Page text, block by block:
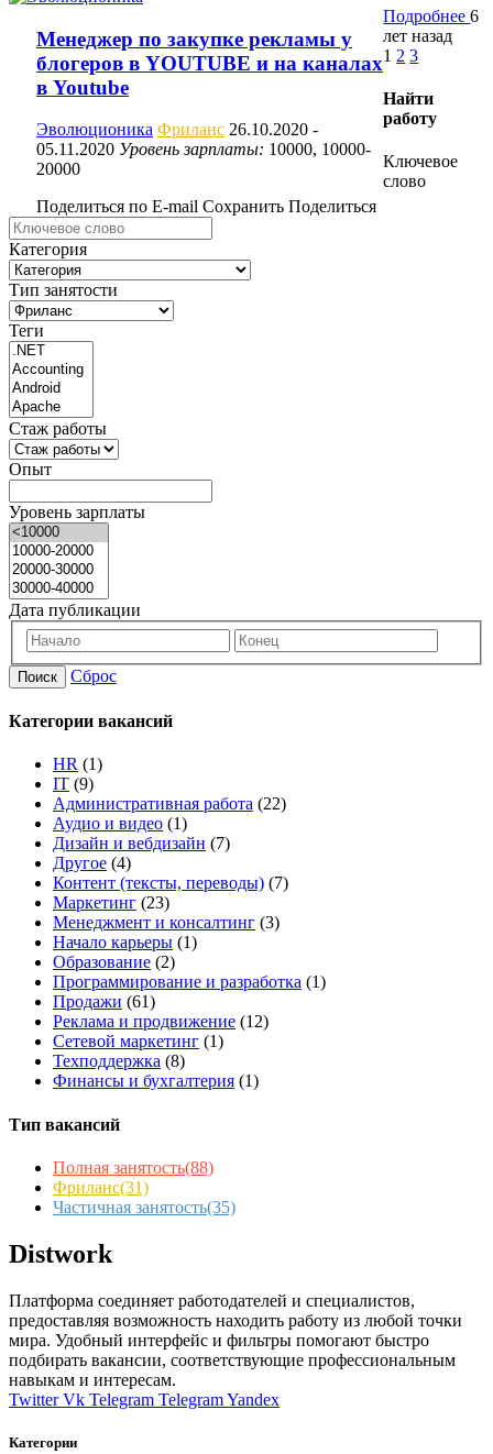
Менеджер по закупке рекламы у
блогеров в YOUTUBE и на каналах
в Youtube
Эволюционика Фриланс 26.10.2020 -
05.11.2020 Уровень зарплаты: 10000, 10000-
20000
Поделиться по E-mail Сохранить Поделиться
Подробнее6
лет назад
1 2 3
Найти
работу
Ключевое
слово
Категория
Тип занятости
Теги
Стаж работы
Опыт
Уровень зарплаты
Дата публикации
Поиск Сброс
Категории вакансий
HR (1)
IT (9)
Административная работа (22)
Аудио и видео (1)
Дизайн и вебдизайн (7)
Другое (4)
Контент (тексты, переводы) (7)
Маркетинг (23)
Менеджмент и консалтинг (3)
Начало карьеры (1)
Образование (2)
Программирование и разработка (1)
Продажи (61)
Реклама и продвижение (12)
Сетевой маркетинг (1)
Техподдержка (8)
Финансы и бухгалтерия (1)
Тип вакансий
Полная занятость(88)
Фриланс(31)
Частичная занятость(35)
Distwork
Платформа соединяет работодателей и специалистов,
предоставляя возможность находить работу из любой точки
мира. Удобный интерфейс и фильтры помогают быстро
подбирать вакансии, соответствующие профессиональным
навыкам и интересам.
Twitter Vk Telegram TelegramYandex
Категории